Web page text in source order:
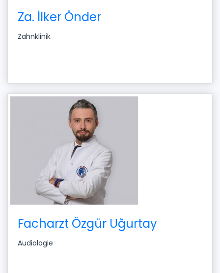
Za. İlker Önder
Zahnklinik
Facharzt Özgür Uğurtay
Audiologie